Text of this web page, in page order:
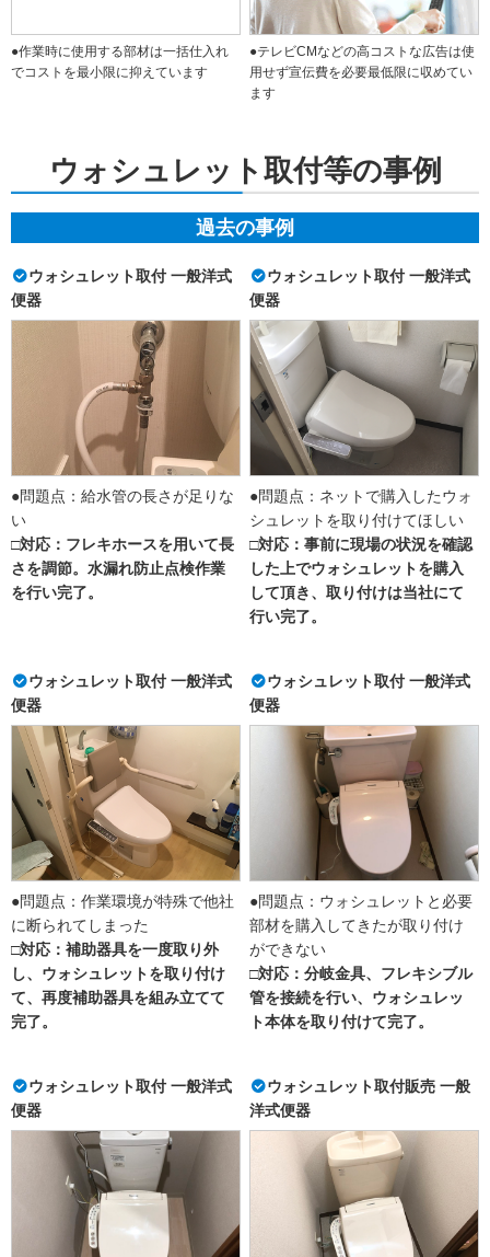
●作業時に使用する部材は一括仕入れ
でコストを最小限に抑えています
●テレビCMなどの高コストな広告は使
用せず宣伝費を必要最低限に収めてい
ます
ウォシュレット取付等の事例
過去の事例
ウォシュレット取付 一般洋式
便器
●問題点：給水管の長さが足りな
い
□対応：フレキホースを用いて長
さを調節。水漏れ防止点検作業
を行い完了。
ウォシュレット取付 一般洋式
便器
●問題点：ネットで購入したウォ
シュレットを取り付けてほしい
□対応：事前に現場の状況を確認
した上でウォシュレットを購入
して頂き、取り付けは当社にて
行い完了。
ウォシュレット取付 一般洋式
便器
●問題点：作業環境が特殊で他社
に断られてしまった
□対応：補助器具を一度取り外
し、ウォシュレットを取り付け
て、再度補助器具を組み立てて
完了。
ウォシュレット取付 一般洋式
便器
●問題点：ウォシュレットと必要
部材を購入してきたが取り付け
ができない
□対応：分岐金具、フレキシブル
管を接続を行い、ウォシュレッ
ト本体を取り付けて完了。
ウォシュレット取付 一般洋式
便器
ウォシュレット取付販売 一般
洋式便器